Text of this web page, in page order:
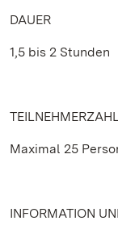
DAUER
1,5 bis 2 Stunden
Maximal 25
INFORMATION